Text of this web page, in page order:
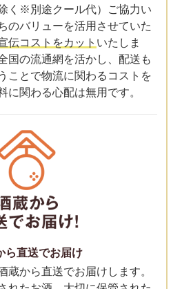
く※別途クール代）ご協力い
のバリューを活用させていた
伝コストをカット いたしま
国の流通網を活かし、配送も
ことで物流に関わるコストを
に関わる心配は無用です。
ら直送でお届け
蔵から直送でお届けします。